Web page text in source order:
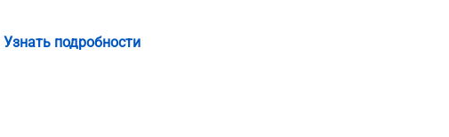
Узнать подробности